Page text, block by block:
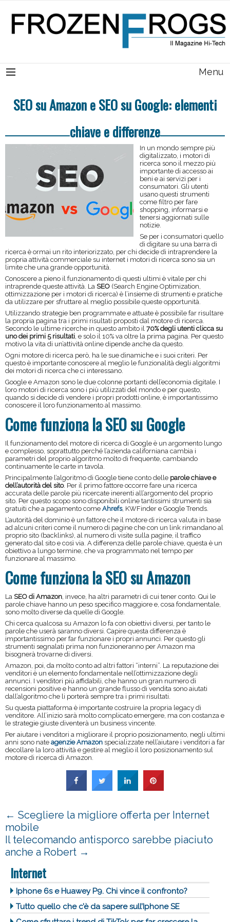
Menu
SEO su Amazon e SEO su Google: elementi
chiave e differenze
In un mondo sempre più
digitalizzato, i motori di
ricerca sono il mezzo più
importante di accesso ai
beni e ai servizi per i
consumatori. Gli utenti
usano questi strumenti
come filtro per fare
shopping, informarsi e
tenersi aggiornati sulle
notizie.
Se per i consumatori quello
di digitare su una barra di
ricerca è ormai un rito interiorizzato, per chi decide di intraprendere la
propria attività commerciale su internet i motori di ricerca sono sia un
limite che una grande opportunità.
Conoscere a pieno il funzionamento di questi ultimi è vitale per chi
intraprende queste attività. La SEO (Search Engine Optimization,
ottimizzazione per i motori di ricerca) è l’insieme di strumenti e pratiche
da utilizzare per sfruttare al meglio possibile queste opportunità.
Utilizzando strategie ben programmate e attuate è possibile far risultare
la propria pagina tra i primi risultati proposti dal motore di ricerca.
Secondo le ultime ricerche in questo ambito il 70% degli utenti clicca su
uno dei primi 5 risultati , e solo il 10% va oltre la prima pagina. Per questo
motivo la vita di un’attività online dipende anche da questo.
Ogni motore di ricerca però, ha le sue dinamiche e i suoi criteri. Per
questo è importante conoscere al meglio le funzionalità degli algoritmi
dei motori di ricerca che ci interessano.
Google e Amazon sono le due colonne portanti dell’economia digitale. I
loro motori di ricerca sono i più utilizzati del mondo e per questo,
quando si decide di vendere i propri prodotti online, è importantissimo
conoscere il loro funzionamento al massimo.
Come funziona la SEO su Google
Il funzionamento del motore di ricerca di Google è un argomento lungo
e complesso, soprattutto perché l’azienda californiana cambia i
parametri del proprio algoritmo molto di frequente, cambiando
continuamente le carte in tavola.
Principalmente l’algoritmo di Google tiene conto delle parole chiave e
dell’autorità del sito. Per il primo fattore occorre fare una ricerca
accurata delle parole più ricercate inerenti all’argomento del proprio
sito. Per questo scopo sono disponibili online tantissimi strumenti sia
gratuiti che a pagamento come Ahrefs, KWFinder e Google Trends.
L’autorità del dominio è un fattore che il motore di ricerca valuta in base
ad alcuni criteri come il numero di pagine che con un link rimandano al
proprio sito (backlinks), al numero di visite sulla pagine, il traffico
generato dal sito e così via. A differenza delle parole chiave, questa è un
obiettivo a lungo termine, che va programmato nel tempo per
funzionare al massimo.
Come funziona la SEO su Amazon
La SEO di Amazon , invece, ha altri parametri di cui tener conto. Qui le
parole chiave hanno un peso specifico maggiore e, cosa fondamentale,
sono molto diverse da quelle di Google.
Chi cerca qualcosa su Amazon lo fa con obiettivi diversi, per tanto le
parole che userà saranno diversi. Capire questa differenza è
importantissimo per far funzionare i propri annunci. Per questo gli
strumenti segnalati prima non funzioneranno per Amazon ma
bisognerà trovarne di diversi.
Amazon, poi, da molto conto ad altri fattori “interni”. La reputazione dei
venditori è un elemento fondamentale nell’ottimizzazione degli
annunci. I venditori più affidabili, che hanno un gran numero di
recensioni positive e hanno un grande flusso di vendita sono aiutati
dall’algoritmo che li porterà sempre tra i primi risultati.
Su questa piattaforma è importante costruire la propria legacy di
venditore. All’inizio sarà molto complicato emergere, ma con costanza e
le strategie giuste diventerà un business vincente.
Per aiutare i venditori a migliorare il proprio posizionamento, negli ultimi
anni sono nate agenzie Amazon specializzate nell’aiutare i venditori a far
decollare la loro attività e gestire al meglio il loro posizionamento sul
motore di ricerca di Amazon.
← Scegliere la migliore offerta per Internet
mobile
Il telecomando antisporco sarebbe piaciuto
anche a Robert →
Internet
Iphone 6s e Huawey P9. Chi vince il confronto?
Tutto quello che c’è da sapere sull’Iphone SE